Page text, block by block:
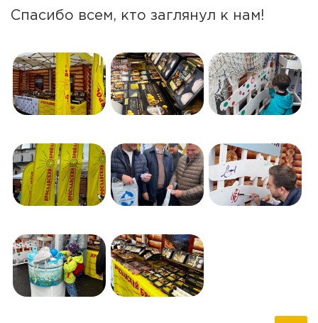
Спасибо всем, кто заглянул к нам!